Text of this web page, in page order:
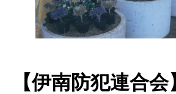
【伊南防犯連合会